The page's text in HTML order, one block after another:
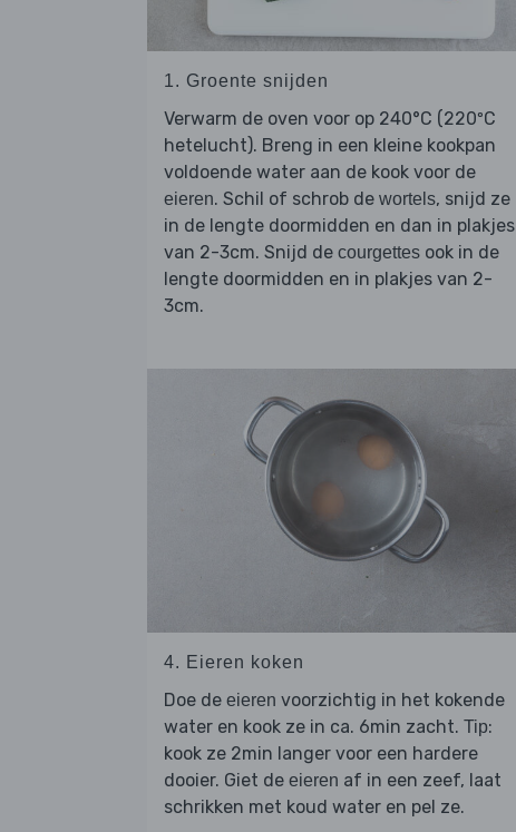
1. Groente snijden
Verwarm de oven voor op 240°C (220ºC
hetelucht). Breng in een kleine kookpan
voldoende water aan de kook voor de
eieren. Schil of schrob de wortels, snijd ze
in de lengte doormidden en dan in plakjes
van 2-3cm. Snijd de courgettes ook in de
lengte doormidden en in plakjes van 2-
3cm.
4. Eieren koken
Doe de eieren voorzichtig in het kokende
water en kook ze in ca. 6min zacht. Tip:
kook ze 2min langer voor een hardere
dooier. Giet de eieren af in een zeef, laat
schrikken met koud water en pel ze.